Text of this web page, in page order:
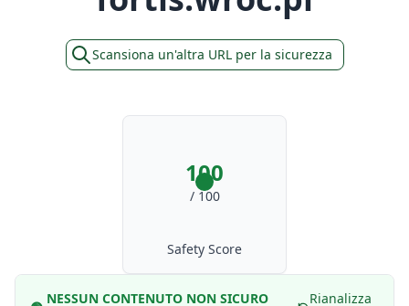
Scansiona un'altra URL per la sicurezza
100
/ 100
Safety Score
NESSUN CONTENUTO NON SICURO
Rianalizza